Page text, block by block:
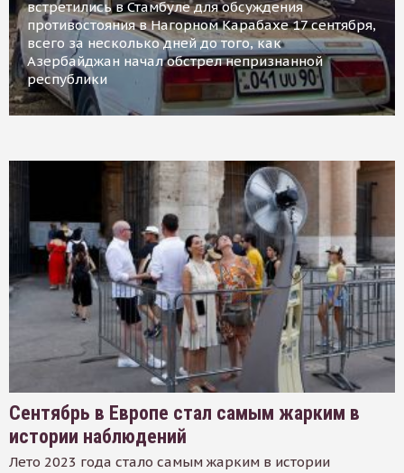
встретились в Стамбуле для обсуждения
противостояния в Нагорном Карабахе 17 сентября,
всего за несколько дней до того, как
Азербайджан начал обстрел непризнанной
республики
Сентябрь в Европе стал самым жарким в
истории наблюдений
Лето 2023 года стало самым жарким в истории